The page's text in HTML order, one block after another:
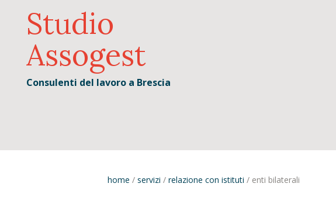
Studio
Assogest
Consulenti del lavoro a Brescia
home / servizi / relazione con istituti / enti bilaterali